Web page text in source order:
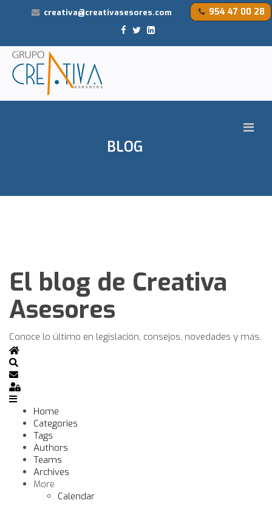
954 47 00 28
creativa@creativasesores.com
BLOG
El blog de Creativa
Asesores
Conoce lo último en legislación, consejos, novedades y más.
Home
Search
Subscribe to blog
Sign In
Home
Categories
Tags
Authors
Teams
Archives
More
Calendar